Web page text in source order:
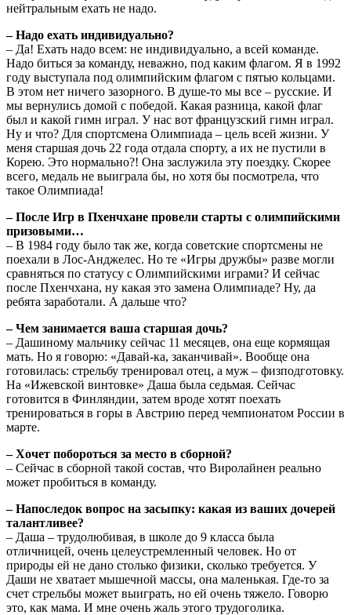
нейтральным ехать не надо.
– Надо ехать индивидуально?
– Да! Ехать надо всем: не индивидуально, а всей команде.
Надо биться за команду, неважно, под каким флагом. Я в 1992
году выступала под олимпийским флагом с пятью кольцами.
В этом нет ничего зазорного. В душе-то мы все – русские. И
мы вернулись домой с победой. Какая разница, какой флаг
был и какой гимн играл. У нас вот французский гимн играл.
Ну и что? Для спортсмена Олимпиада – цель всей жизни. У
меня старшая дочь 22 года отдала спорту, а их не пустили в
Корею. Это нормально?! Она заслужила эту поездку. Скорее
всего, медаль не выиграла бы, но хотя бы посмотрела, что
такое Олимпиада!
– После Игр в Пхенчхане провели старты с олимпийскими
призовыми…
– В 1984 году было так же, когда советские спортсмены не
поехали в Лос-Анджелес. Но те «Игры дружбы» разве могли
сравняться по статусу с Олимпийскими играми? И сейчас
после Пхенчхана, ну какая это замена Олимпиаде? Ну, да
ребята заработали. А дальше что?
– Чем занимается ваша старшая дочь?
– Дашиному мальчику сейчас 11 месяцев, она еще кормящая
мать. Но я говорю: «Давай-ка, заканчивай». Вообще она
готовилась: стрельбу тренировал отец, а муж – физподготовку.
На «Ижевской винтовке» Даша была седьмая. Сейчас
готовится в Финляндии, затем вроде хотят поехать
тренироваться в горы в Австрию перед чемпионатом России в
марте.
– Хочет побороться за место в сборной?
– Сейчас в сборной такой состав, что Виролайнен реально
может пробиться в команду.
– Напоследок вопрос на засыпку: какая из ваших дочерей
талантливее?
– Даша – трудолюбивая, в школе до 9 класса была
отличницей, очень целеустремленный человек. Но от
природы ей не дано столько физики, сколько требуется. У
Даши не хватает мышечной массы, она маленькая. Где-то за
счет стрельбы может выиграть, но ей очень тяжело. Говорю
это, как мама. И мне очень жаль этого трудоголика.